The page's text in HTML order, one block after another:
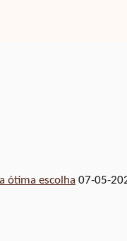
ótima escolha 07-05-